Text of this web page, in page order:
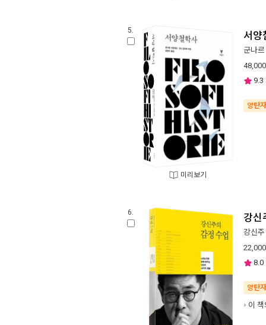
5.
미리보기
서양
군나
48,000
9.3
양탄
6. 강신
강신주
22,000
8.0
양탄
이